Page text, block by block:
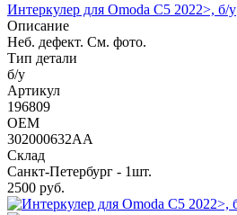
Интеркулер для Omoda C5 2022>, б/у
Описание
Неб. дефект. См. фото.
Тип детали
б/у
Артикул
196809
OEM
302000632AA
Склад
Санкт-Петербург - 1шт.
2500 руб.